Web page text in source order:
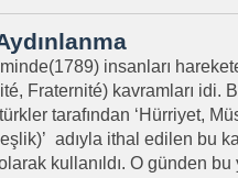
insanları
Fraternité) kavramları idi.
tarafından ‘Hürriyet,
adıyla ithal edilen bu
kullanıldı. O günden